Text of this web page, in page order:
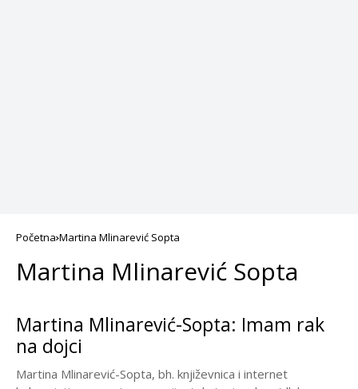
Početna Martina Mlinarević Sopta
Martina Mlinarević Sopta
Martina Mlinarević-Sopta: Imam rak
na dojci
Martina Mlinarević-Sopta, bh. književnica i internet